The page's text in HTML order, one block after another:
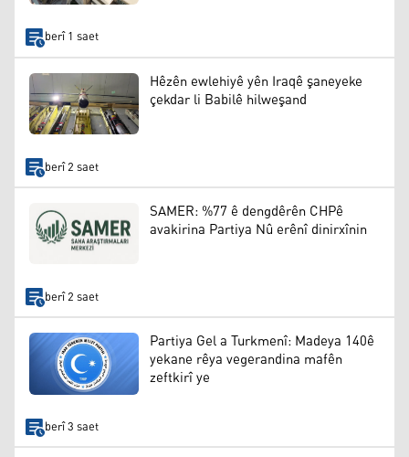
berî 1 saet
Hêzên ewlehiyê yên Iraqê şaneyeke
çekdar li Babilê hilweşand
berî 2 saet
SAMER: %77 ê dengdêrên CHPê
avakirina Partiya Nû erênî dinirxînin
berî 2 saet
Partiya Gel a Turkmenî: Madeya 140ê
yekane rêya vegerandina mafên
zeftkirî ye
berî 3 saet